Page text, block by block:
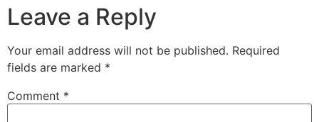
Leave a Reply
Your email address will not be published. Required
fields are marked *
Comment *